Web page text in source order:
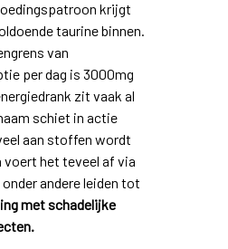
krijgt
taurine binnen.
van
per dag is 3000mg
zit vaak al
schiet in actie
aan stoffen wordt
voert het teveel af via
andere leiden tot
met schadelijke